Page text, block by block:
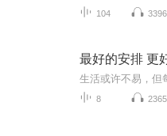
104 3396
最好的安排 更
8 2365